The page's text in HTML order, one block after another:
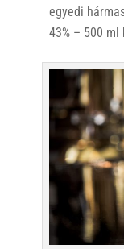
egyedi
43% – 500 ml